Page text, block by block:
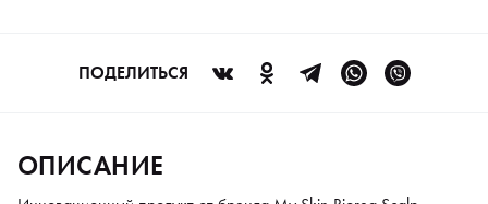
и для густой и красивой шевелюры. Глюконат меди
стимулирует развитие фибробластов и также необходим для
Работая вместе, эти компоненты заметно сокращают
выпадение волос, стимулируют их рост и придают прядям
ПОДЕЛИТЬСЯ
ОПИСАНИЕ